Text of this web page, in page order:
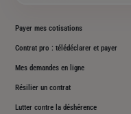
Payer mes cotisations
Contrat pro : télédéclarer et payer
Mes demandes en ligne
Résilier un contrat
Lutter contre la déshérence